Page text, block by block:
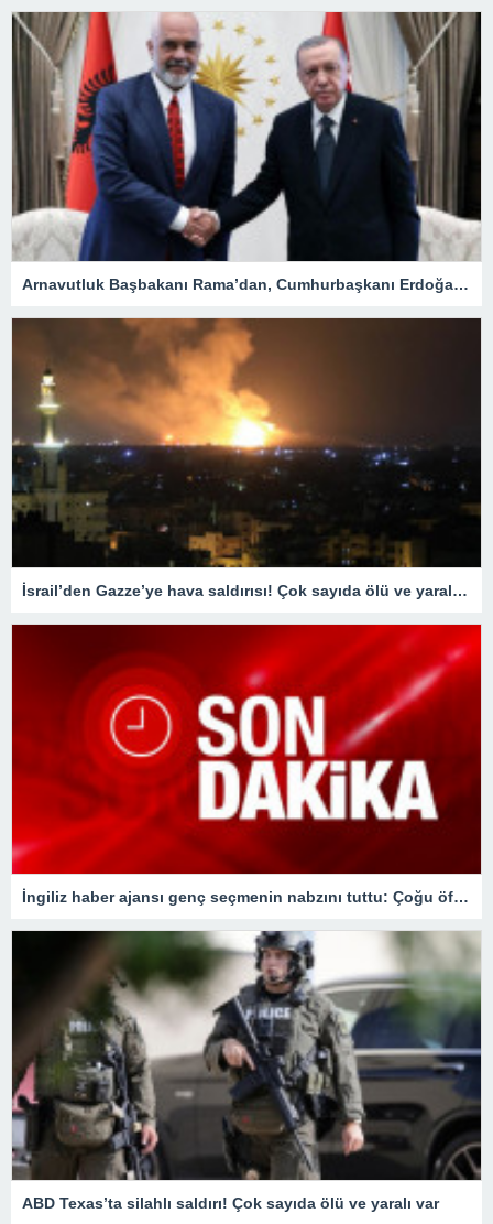
Arnavutluk Başbakanı Rama’dan, Cumhurbaşkanı Erdoğan’a destek mesajı
İsrail’den Gazze’ye hava saldırısı! Çok sayıda ölü ve yaralı var
İngiliz haber ajansı genç seçmenin nabzını tuttu: Çoğu öfkesini dindirmek için sandığa gidiyor
ABD Texas’ta silahlı saldırı! Çok sayıda ölü ve yaralı var